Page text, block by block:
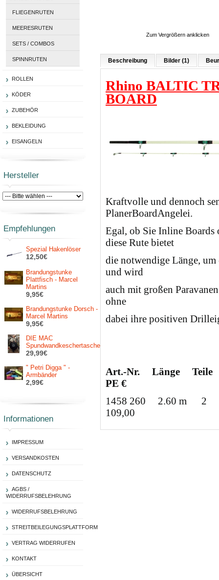
FLIEGENRUTEN
MEERESRUTEN
SETS / COMBOS
SPINNRUTEN
ROLLEN
KÖDER
ZUBEHÖR
BEKLEIDUNG
EISANGELN
Hersteller
Empfehlungen
Spezial Hakenlöser
12,50€
Brandungstunke
Plattfisch - Marcel
Martins
9,95€
Brandungstunke Dorsch -
Marcel Martins
9,95€
DIE MAC
Spundwandkeschertasche
29,99€
" Petri Digga " -
Armbänder
2,99€
Informationen
IMPRESSUM
VERSANDKOSTEN
DATENSCHUTZ
AGBS /
WIDERRUFSBELEHRUNG
WIDERRUFSBELEHRUNG
STREITBEILEGUNGSPLATTFORM
VERTRAG WIDERRUFEN
KONTAKT
ÜBERSICHT
Zum Vergrößern anklicken
Beschreibung Bilder (1)
Rhino BALTIC
BOARD
Kraftvolle und dennoch
PlanerBoardAngelei.
Egal, ob Sie Inline Boards
diese Rute bietet
die notwendige Länge, um
und wird
auch mit großen
ohne
dabei ihre positiven
Art.-Nr. Länge
PE €
1458 260 2.60 m
109,00